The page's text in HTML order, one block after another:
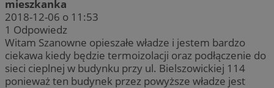
mieszkanka
2018-12-06 o 11:53
1 Odpowiedz
Witam Szanowne opieszałe władze i jestem bardzo
ciekawa kiedy będzie termoizolacji oraz podłączenie do
sieci cieplnej w budynku przy ul. Bielszowickiej 114
ponieważ ten budynek przez powyższe władze jest